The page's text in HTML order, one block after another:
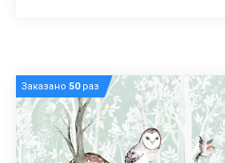
Заказано 50раз